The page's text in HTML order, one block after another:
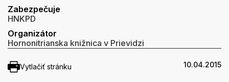
Zabezpečuje
HNKPD
Organizátor
Hornonitrianska knižnica v Prievidzi
Vytlačiť stránku 10.04.2015